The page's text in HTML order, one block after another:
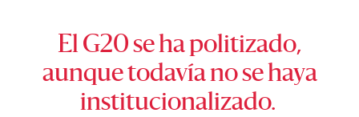
El G20 se ha politizado,
aunque todavía no se haya
institucionalizado.